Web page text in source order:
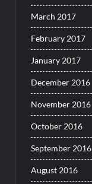
March 2017
February 2017
January 2017
December 2016
November 2016
October 2016
September 2016
August 2016